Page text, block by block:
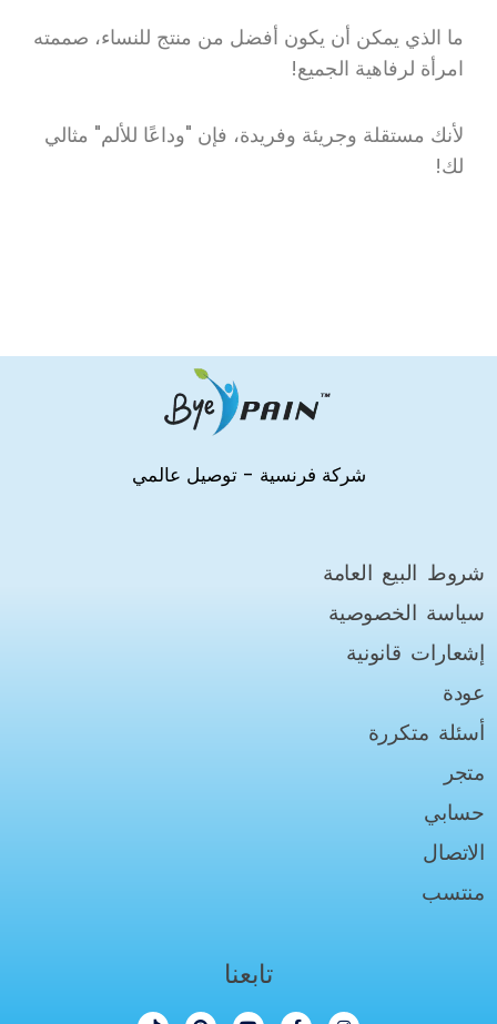
ما الذي يمكن أن يكون أفضل من منتج للنساء، صممته
امرأة لرفاهية الجميع!
لأنك مستقلة وجريئة وفريدة، فإن "وداعًا للألم" مثالي
لك!
شركة فرنسية - توصيل عالمي
شروط البيع العامة
سياسة الخصوصية
إشعارات قانونية
عودة
أسئلة متكررة
متجر
حسابي
الاتصال
منتسب
تابعنا
إ ف ي ب ت